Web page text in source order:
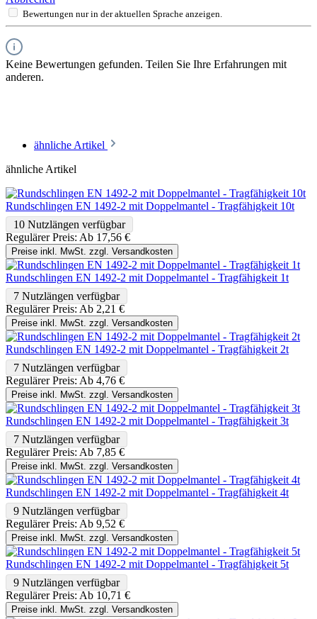
Bewertungen nur in der aktuellen Sprache anzeigen.
Keine Bewertungen gefunden. Teilen Sie Ihre Erfahrungen mit
anderen.
ähnliche Artikel
ähnliche Artikel
Rundschlingen EN 1492-2 mit Doppelmantel - Tragfähigkeit 10t
10 Nutzlängen verfügbar
Regulärer Preis: Ab 17,56 €
Preise inkl. MwSt. zzgl. Versandkosten
Rundschlingen EN 1492-2 mit Doppelmantel - Tragfähigkeit 1t
7 Nutzlängen verfügbar
Regulärer Preis: Ab 2,21 €
Preise inkl. MwSt. zzgl. Versandkosten
Rundschlingen EN 1492-2 mit Doppelmantel - Tragfähigkeit 2t
7 Nutzlängen verfügbar
Regulärer Preis: Ab 4,76 €
Preise inkl. MwSt. zzgl. Versandkosten
Rundschlingen EN 1492-2 mit Doppelmantel - Tragfähigkeit 3t
7 Nutzlängen verfügbar
Regulärer Preis: Ab 7,85 €
Preise inkl. MwSt. zzgl. Versandkosten
Rundschlingen EN 1492-2 mit Doppelmantel - Tragfähigkeit 4t
9 Nutzlängen verfügbar
Regulärer Preis: Ab 9,52 €
Preise inkl. MwSt. zzgl. Versandkosten
Rundschlingen EN 1492-2 mit Doppelmantel - Tragfähigkeit 5t
9 Nutzlängen verfügbar
Regulärer Preis: Ab 10,71 €
Preise inkl. MwSt. zzgl. Versandkosten